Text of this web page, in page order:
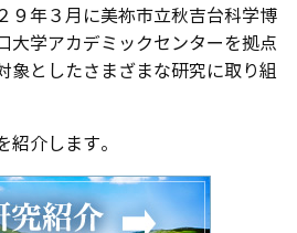
９年３月に美祢市立秋吉台科学博
大学アカデミックセンターを拠点
象としたさまざまな研究に取り組
紹介します。